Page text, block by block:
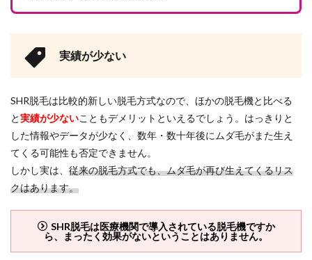
実績が少ない
SHR脱毛は比較的新しい脱毛方式なので、ほかの脱毛機と比べる
と実績が少ないこともデメリットといえるでしょう。はっきりと
した情報やデータが少なく、数年・数十年後にムダ毛がまた生え
てくる可能性も否定できません。
しかし実は、 従来の脱毛方式でも、ムダ毛が再び生えてくるリス
クはあります。
SHR脱毛は医療機関で導入されている脱毛機ですか
ら、まったく効果がないということはありません。